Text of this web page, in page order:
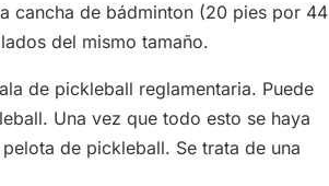
cancha de bádminton (20 pies por 44
del mismo tamaño.
de pickleball reglamentaria. Puede
Una vez que todo esto se haya
de pickleball. Se trata de una